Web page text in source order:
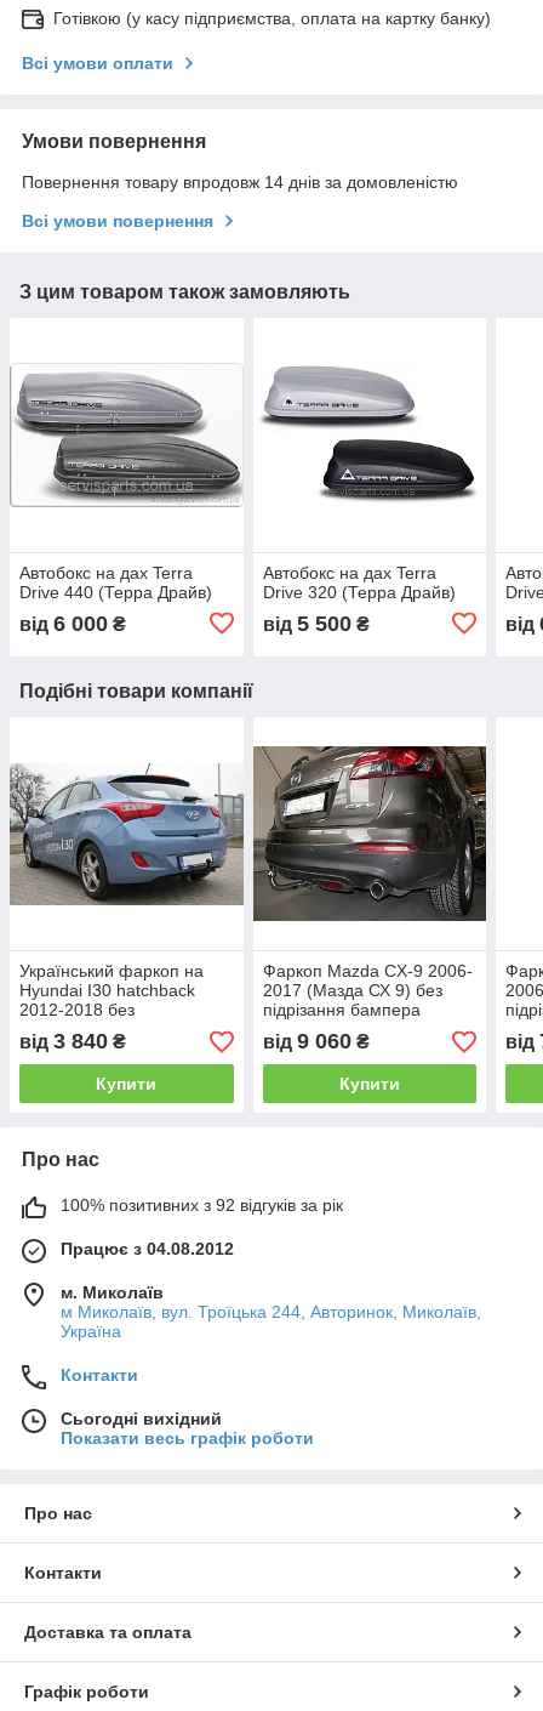
Готівкою (у касу підприємства, оплата на картку банку)
Всі умови оплати
Умови повернення
Повернення товару впродовж 14 днів за домовленістю
Всі умови повернення
З цим товаром також замовляють
Автобокс на дах Terra
Drive 440 (Терра Драйв)
від 6 000 ₴
Автобокс на дах Terra
Drive 320 (Терра Драйв)
від 5 500₴ від
Подібні товари компанії
Український фаркоп на
Hyundai I30 hatchback
2012-2018 без
підрізування бампера
від 3 840 ₴
Купити
Фаркоп Mazda CX-9 2006-
2017 (Мазда СХ 9) без
підрізання бампера
від 9 060₴
Купити
від
Про нас
100% позитивних з 92 відгуків за рік
Працює з 04.08.2012
м. Миколаїв
м Миколаїв, вул. Троїцька 244, Авторинок, Миколаїв,
Україна
Контакти
Сьогодні вихідний
Показати весь графік роботи
Про нас
Контакти
Доставка та оплата
Графік роботи